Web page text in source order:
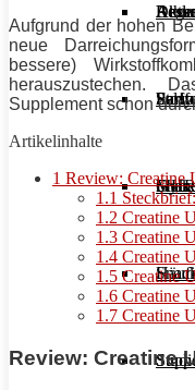
Gym
Early
Aufgrund der hohen
neue
bessere)
herauszustechen.
Supplement schon
Artikelinhalte
1 Review: Creatine
1.1
1.2 Creatine
1.3 Creatine
1.4 Creatine
1.5 Creatine
1.6 Creatine
1.7 Creatine
Review: Creatine